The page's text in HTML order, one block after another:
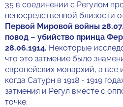
35 в соединении с Регулом
непосредственной близости
Первой Мировой войны
повод – убийство принца
28.06.1914. Некоторые
что это затмение было
европейских монархий, а все
когда Сатурн в 1918 - 1919
затмения и Регул вместе с
точке.